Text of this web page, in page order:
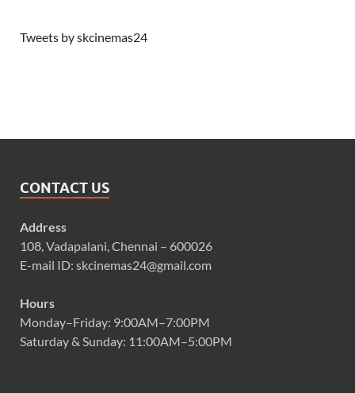
Tweets by skcinemas24
CONTACT US
Address
108, Vadapalani, Chennai – 600026
E-mail ID: skcinemas24@gmail.com
Hours
Monday–Friday: 9:00AM–7:00PM
Saturday & Sunday: 11:00AM–5:00PM